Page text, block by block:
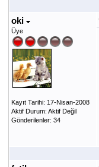
oki
Üye
Kayıt Tarihi: 17-Nisan-2008
Aktif Durum: Aktif Değil
Gönderilenler: 34